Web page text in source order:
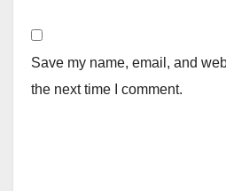
Save my name, email, and
the next time I comment.